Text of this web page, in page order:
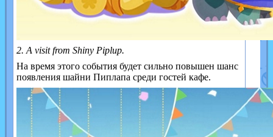
2. A visit from Shiny Piplup.
На время этого события будет сильно повышен шанс
появления шайни Пиплапа среди гостей кафе.